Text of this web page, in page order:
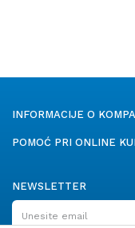
INFORMACIJE O
POMOĆ PRI ONLINE
NEWSLETTER